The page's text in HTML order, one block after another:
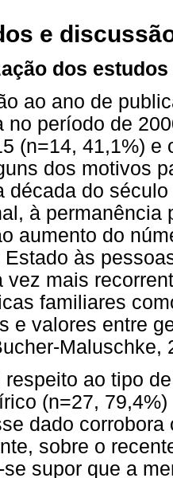
e
dos estudos
ao ano de
no período de
(n=14, 41,1%)
dos motivos
década do
à permanência
aumento do
Estado às
vez mais
familiares
e valores entre
Maluschke,
respeito ao tipo
(n=27,
dado
sobre o
se supor que a